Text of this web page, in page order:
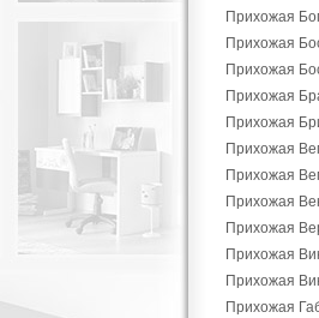
Прихожая
Прихожая
Прихожая
Прихожая
Прихожая
Прихожая
Прихожая
Прихожая
Прихожая
Прихожая
Прихожая
Прихожая